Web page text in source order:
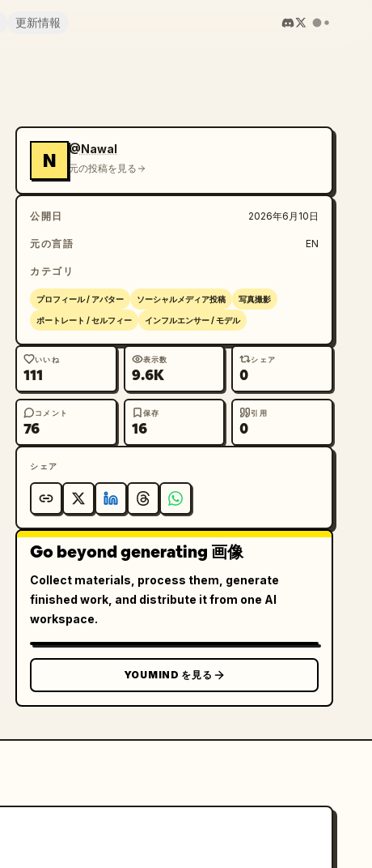
更新情報
N
@Nawal
元の投稿を見る
公開日 2026年6月10日
元の言語 EN
カテゴリ
プロフィール / アバター ソーシャルメディア投稿 写真撮影
ポートレート / セルフィー インフルエンサー / モデル
いいね
111
表示数
9.6K
シェア
0
コメント
76
保存
16
引用
0
シェア
Go beyond generating 画像
Collect materials, process them, generate
finished work, and distribute it from one AI
workspace.
YOUMIND を見る